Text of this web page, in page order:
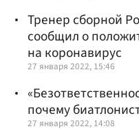
Тренер сборной
сообщил о
на коронавирус
27 января 2022, 15:46
почему
27 января 2022, 14:08